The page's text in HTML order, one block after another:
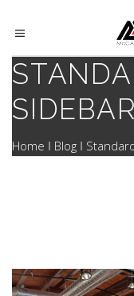
SIDEBAR
Home Blog